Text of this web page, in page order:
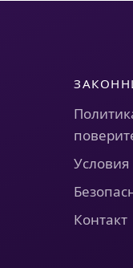
Условия
Контакт